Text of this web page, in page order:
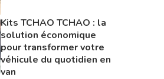
Kits TCHAO TCHAO : la
solution économique
pour transformer votre
véhicule du quotidien en
van